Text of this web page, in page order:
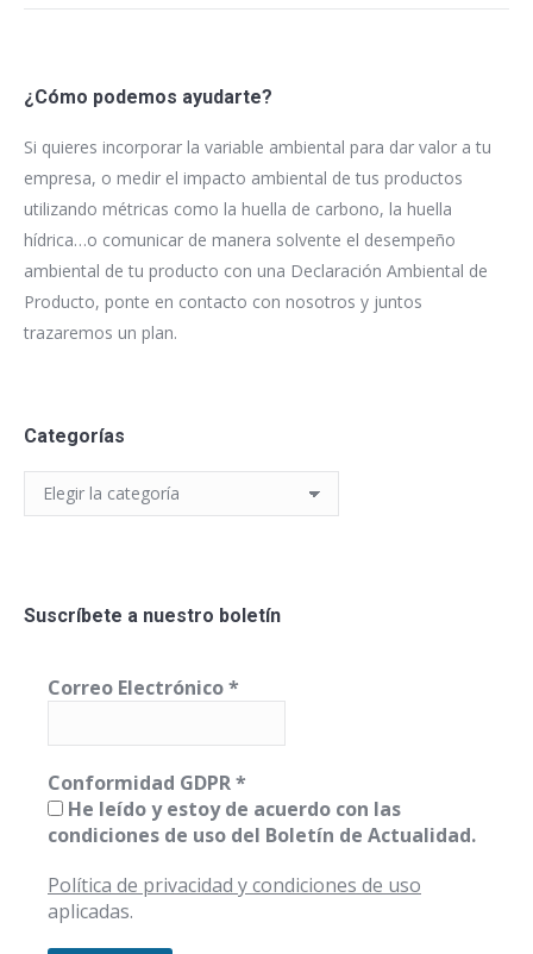
¿Cómo podemos ayudarte?
Si quieres incorporar la variable ambiental para dar valor a tu
empresa, o medir el impacto ambiental de tus productos
utilizando métricas como la huella de carbono, la huella
hídrica…o comunicar de manera solvente el desempeño
ambiental de tu producto con una Declaración Ambiental de
Producto, ponte en contacto con nosotros y juntos
trazaremos un plan.
Categorías
Categorías
Suscríbete a nuestro boletín
Correo Electrónico*
Conformidad GDPR*
He leído y estoy de acuerdo con las
condiciones de uso del Boletín de Actualidad.
Política de privacidad y condiciones de uso
aplicadas.